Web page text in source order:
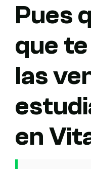
Pues
que
las
en